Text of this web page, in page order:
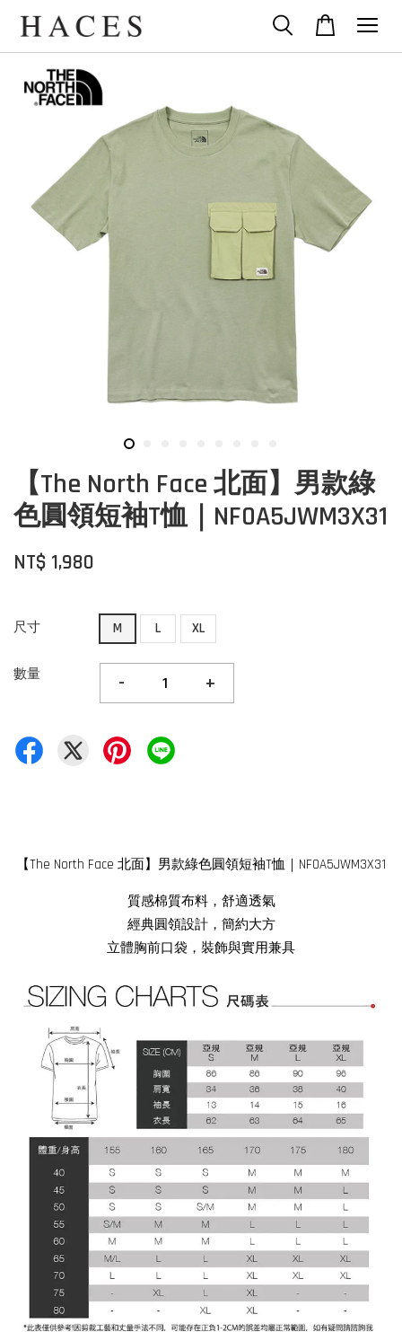
【The North Face 北面】男款綠
色圓領短袖T恤｜NF0A5JWM3X31
NT$ 1,980
尺寸 M L XL
數量 - +
【The North Face 北面】男款綠色圓領短袖T恤｜NF0A5JWM3X31
質感棉質布料，舒適透氣
經典圓領設計，簡約大方
立體胸前口袋，裝飾與實用兼具